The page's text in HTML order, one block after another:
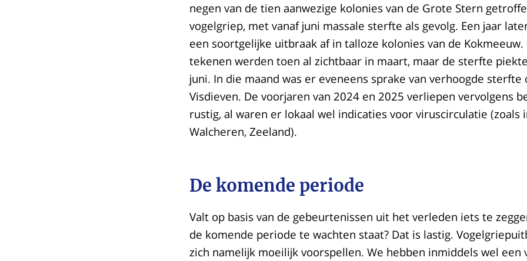
negen van de tien aanwezige kolonies van de Grote Stern
vogelgriep, met vanaf juni massale sterfte als gevolg. Een jaar
een soortgelijke uitbraak af in talloze kolonies van de Kokmeeuw.
tekenen werden toen al zichtbaar in maart, maar de sterfte
juni. In die maand was er eveneens sprake van verhoogde sterfte
Visdieven. De voorjaren van 2024 en 2025 verliepen vervolgens
rustig, al waren er lokaal wel indicaties voor viruscirculatie (zoals
Walcheren, Zeeland).
De komende periode
Valt op basis van de gebeurtenissen uit het verleden iets te
de komende periode te wachten staat? Dat is lastig.
zich namelijk moeilijk voorspellen. We hebben inmiddels wel een